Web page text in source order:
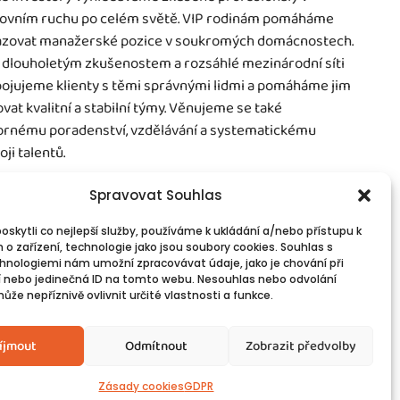
Spravovat Souhlas
co nejlepší služby, používáme k ukládání a/nebo přístupu k
zařízení, technologie jako jsou soubory cookies. Souhlas s
nám umožní zpracovávat údaje, jako je chování při
nebo jedinečná ID na tomto webu. Nesouhlas nebo odvolání
nepříznivě ovlivnit určité vlastnosti a funkce.
Odmítnout Zobrazit předvolby
Zásady cookiesGDPR
ruchu po celém světě. VIP rodinám pomáháme
manažerské pozice v soukromých domácnostech.
zkušenostem a rozsáhlé mezinárodní síti
klienty s těmi správnými lidmi a pomáháme jim
kvalitní a stabilní týmy. Věnujeme se také
poradenství, vzdělávání a systematickému
talentů.
informace Spojte se s námi!
Kontakty